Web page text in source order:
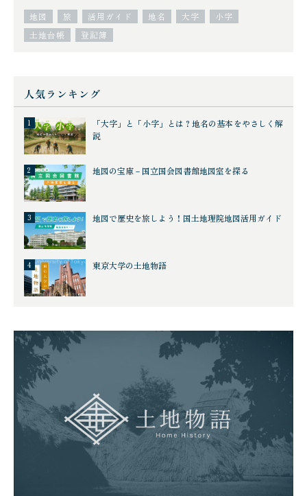
地図 旅 活用ガイド 地名 大字
小字
土地台帳
登記簿
人気ランキング
「大字」と「小字」とは？地名の基本をやさしく解
説
地図の宝庫－国立国会図書館地図室を探る
地図で歴史を旅しよう！国土地理院地図活用ガイド
東京大学の土地物語